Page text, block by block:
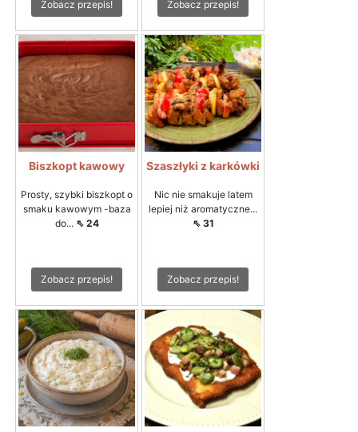
Zobacz przepis! Zobacz przepis!
Biszkopt kawowy
Prosty, szybki biszkopt o
smaku kawowym -baza
do... ⇖ 24
Zobacz przepis!
Szaszłyki z karkówki
Nic nie smakuje latem
lepiej niż aromatyczne...
⇖ 31
Zobacz przepis!